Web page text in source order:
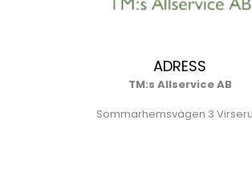
ADRESS
TM:s Allservice AB
Sommarhemsvägen 3